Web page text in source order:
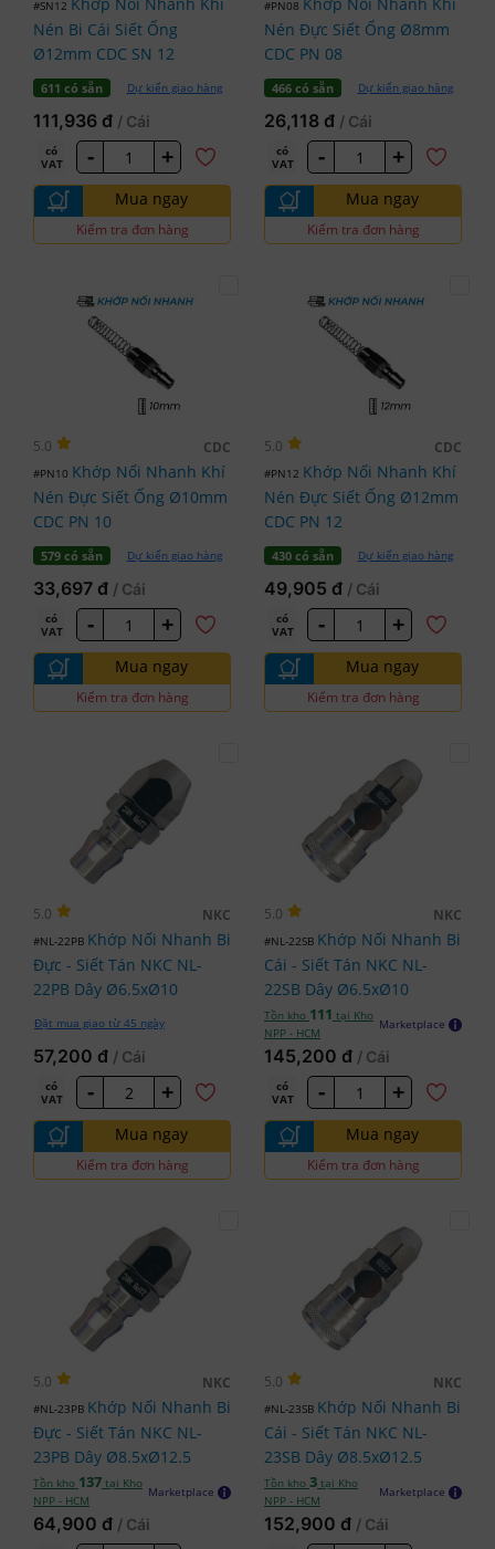
#SN12
Nén Bi Cái Siết Ống
Ø12mm CDC SN 12
611 có sẵn Dự kiến giao hàng
111,936 đ / Cái
có
VAT
- +
Mua ngay
Kiểm tra đơn hàng
#PN08
Nén Đực Siết Ống Ø8mm
CDC PN 08
466 có sẵn Dự kiến giao hàng
26,118 đ / Cái
có
VAT
- +
Mua ngay
Kiểm tra đơn hàng
5.0 CDC
#PN10 Khớp Nối Nhanh Khí
Nén Đực Siết Ống Ø10mm
CDC PN 10
579 có sẵn Dự kiến giao hàng
33,697 đ / Cái
có
VAT
- +
Mua ngay
Kiểm tra đơn hàng
5.0 CDC
#PN12 Khớp Nối Nhanh Khí
Nén Đực Siết Ống Ø12mm
CDC PN 12
430 có sẵn Dự kiến giao hàng
49,905 đ / Cái
có
VAT
- +
Mua ngay
Kiểm tra đơn hàng
5.0 NKC
#NL-22PB Khớp Nối Nhanh Bi
Đực - Siết Tán NKC NL-
22PB Dây Ø6.5xØ10
Đặt mua giao từ 45 ngày
57,200 đ / Cái
có
VAT
- +
Mua ngay
Kiểm tra đơn hàng
5.0 NKC
#NL-22SB Khớp Nối Nhanh Bi
Cái - Siết Tán NKC NL-
22SB Dây Ø6.5xØ10
Tồn kho 111 tại Kho
NPP - HCM
Marketplace
145,200 đ / Cái
có
VAT
- +
Mua ngay
Kiểm tra đơn hàng
5.0 NKC
#NL-23PB Khớp Nối Nhanh Bi
Đực - Siết Tán NKC NL-
23PB Dây Ø8.5xØ12.5
Tồn kho 137 tại Kho
NPP - HCM
Marketplace
64,900 đ / Cái
5.0 NKC
#NL-23SB Khớp Nối Nhanh Bi
Cái - Siết Tán NKC NL-
23SB Dây Ø8.5xØ12.5
Tồn kho 3 tại Kho
NPP - HCM
Marketplace
152,900 đ / Cái